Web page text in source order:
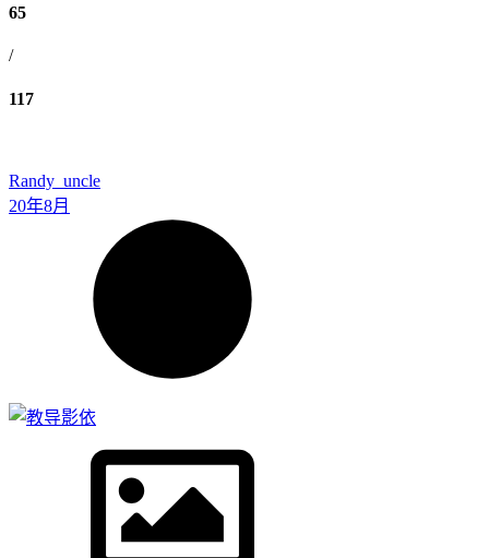
65
/
117
Randy_uncle
20年8月